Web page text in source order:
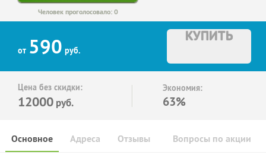
Человек проголосовало: 0
от 590 руб.
КУПИТЬ
Цена без скидки:
12000 руб.
Экономия:
63%
Основное Отзывы Вопросы по акции
Адреса